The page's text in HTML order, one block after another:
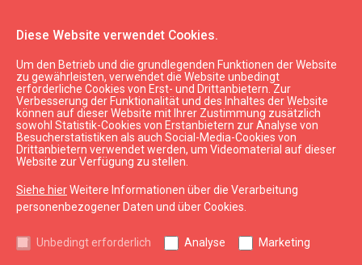
Diese Website verwendet Cookies.
Um den Betrieb und die grundlegenden Funktionen der Website
zu gewährleisten, verwendet die Website unbedingt
erforderliche Cookies von Erst- und Drittanbietern. Zur
Verbesserung der Funktionalität und des Inhaltes der Website
können auf dieser Website mit Ihrer Zustimmung zusätzlich
sowohl Statistik-Cookies von Erstanbietern zur Analyse von
Besucherstatistiken als auch Social-Media-Cookies von
Drittanbietern verwendet werden, um Videomaterial auf dieser
Website zur Verfügung zu stellen.
Siehe hierWeitere Informationen über die Verarbeitung
personenbezogener Daten und über Cookies.
Unbedingt erforderlich Analyse Marketing
Aktuell Neu
Nach oben
Kurzeme Tourismus